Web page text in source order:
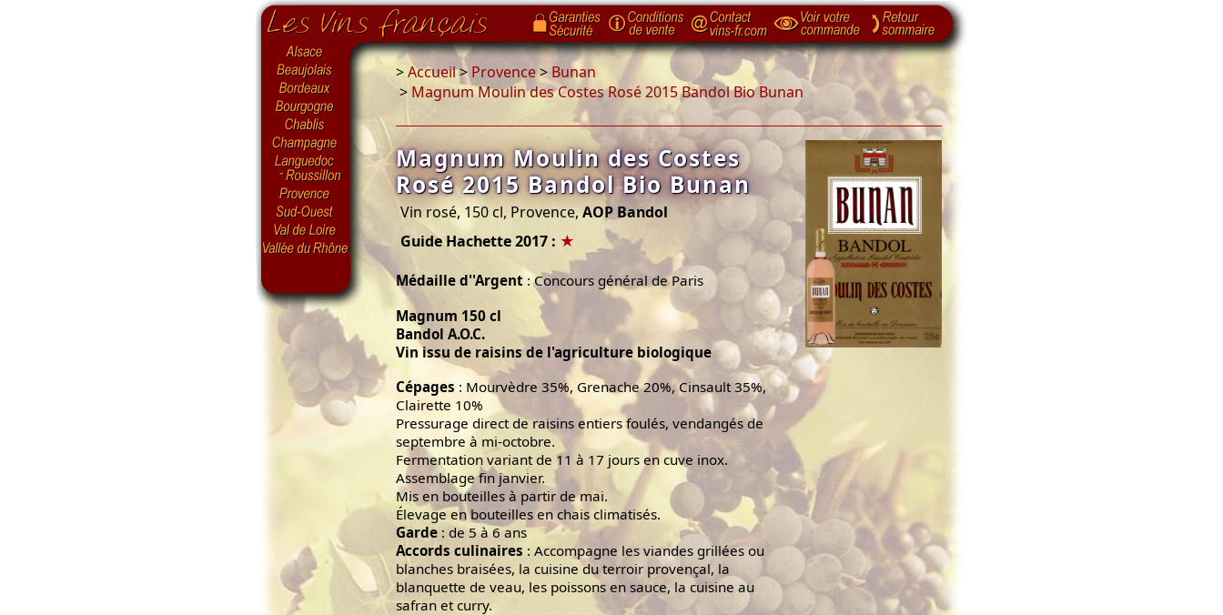
>Accueil>Provence> Bunan
> Magnum Moulin des Costes Rosé 2015 Bandol Bio Bunan
Magnum Moulin des Costes
Rosé 2015 Bandol Bio Bunan
Vin rosé, 150 cl, Provence, AOP Bandol
Guide Hachette 2017 : ★
Médaille d''Argent : Concours général de Paris
Magnum 150 cl
Bandol A.O.C.
Vin issu de raisins de l'agriculture biologique
Cépages : Mourvèdre 35%, Grenache 20%, Cinsault 35%,
Clairette 10%
Pressurage direct de raisins entiers foulés, vendangés de
septembre à mi-octobre.
Fermentation variant de 11 à 17 jours en cuve inox.
Assemblage fin janvier.
Mis en bouteilles à partir de mai.
Élevage en bouteilles en chais climatisés.
Garde : de 5 à 6 ans
Accords culinaires : Accompagne les viandes grillées ou
blanches braisées, la cuisine du terroir provençal, la
blanquette de veau, les poissons en sauce, la cuisine au
safran et curry.